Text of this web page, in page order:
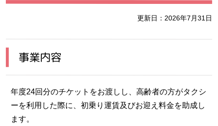
更新日：2026年7月31日
事業内容
年度24回分のチケットをお渡しし、高齢者の方がタクシ
ーを利用した際に、初乗り運賃及びお迎え料金を助成し
ます。